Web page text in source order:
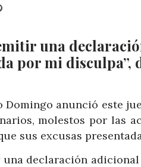
Pinterest
una
por mi disculpa”,
anunció este
molestos por las
sus excusas
una declaración